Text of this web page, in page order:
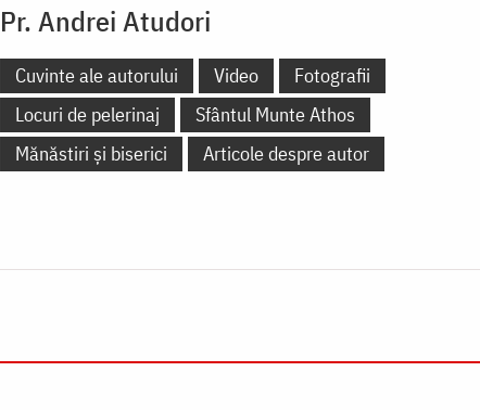
Pr. Andrei Atudori
Cuvinte ale autorului Video
Fotografii
Locuri de pelerinaj
Sfântul Munte Athos
Mănăstiri și biserici
Articole despre autor